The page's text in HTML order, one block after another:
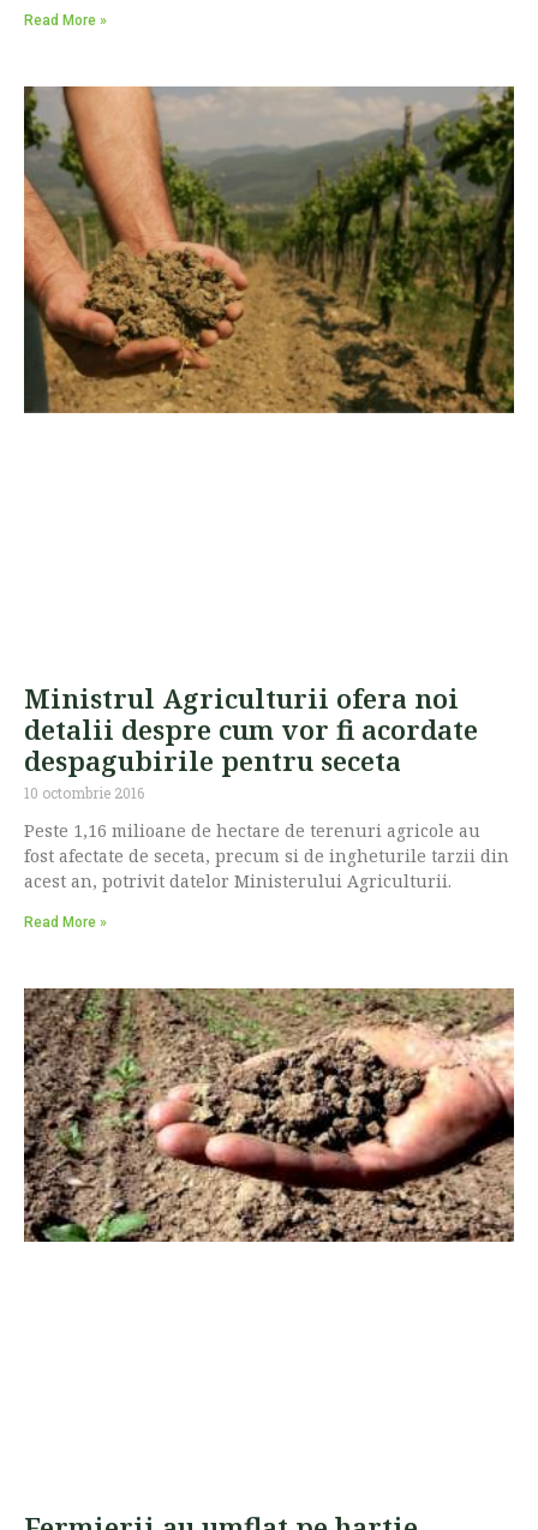
Read More »
Ministrul Agriculturii ofera noi
detalii despre cum vor fi acordate
despagubirile pentru seceta
10 octombrie 2016
Peste 1,16 milioane de hectare de terenuri agricole au
fost afectate de seceta, precum si de ingheturile tarzii din
acest an, potrivit datelor Ministerului Agriculturii.
Read More »